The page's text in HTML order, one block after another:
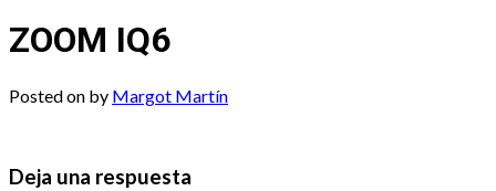
ZOOM IQ6
Posted on by Margot Martín
Deja una respuesta